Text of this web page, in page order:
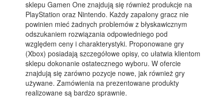
sklepu Gamen One znajdują się również produkcje na
PlayStation oraz Nintendo. Każdy zapalony gracz nie
powinien mieć żadnych problemów z błyskawicznym
odszukaniem rozwiązania odpowiedniego pod
względem ceny i charakterystyki. Proponowane gry
(Xbox) posiadają szczegółowe opisy, co ułatwia klientom
sklepu dokonanie ostatecznego wyboru. W ofercie
znajdują się zarówno pozycje nowe, jak również gry
używane. Zamówienia na prezentowane produkty
realizowane są bardzo sprawnie.